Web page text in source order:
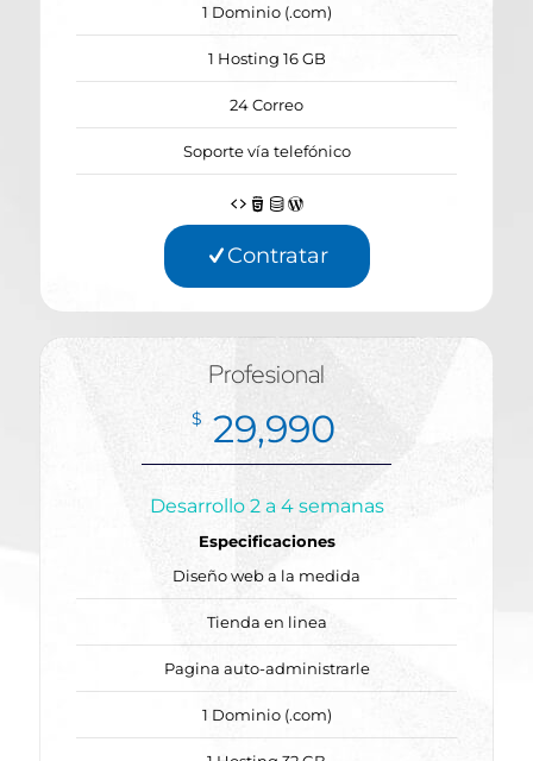
1 Dominio (.com)
1 Hosting 16 GB
24 Correo
Soporte vía telefónico
Contratar
Profesional
$ 29,990
Desarrollo 2 a 4 semanas
Especificaciones
Diseño web a la medida
Tienda en linea
Pagina auto-administrarle
1 Dominio (.com)